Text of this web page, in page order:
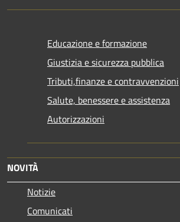
Educazione e formazione
Giustizia e sicurezza pubblica
Tributi,finanze e contravvenzioni
Salute, benessere e assistenza
Autorizzazioni
NOVITÀ
Notizie
Comunicati